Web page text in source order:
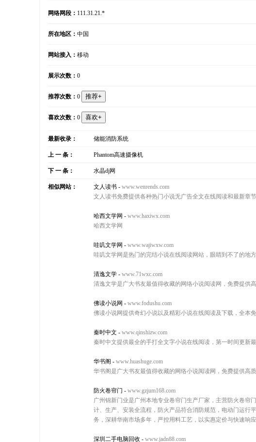
网络网段： 111.31.21.*
所在地区： 中国
网站接入： 移动
展示次数： 0
推荐次数： 0
喜欢次数： 0
最新收录： 储能消防系统
上 一 条： Phantom高速摄像机
下 一 条： 水晶dj网
相似网站： 文人读书 - www.wenrends.com
文人读书免费提供各种热门小说无广告全文在线阅读和最新章
哈西文学网 - www.haxiwx.com
哈西文学网
哇叽文学网 - www.wajiwxw.com
哇叽文学网是热门的完结小说在线阅读网站，眼睛到不了的地
清逸文学 - www.71wxc.com
清逸文学是广大书友最值得收藏的网络小说阅读网，免费提供
佛读小说网 - www.fodushu.com
佛读小说网提供奇幻小说以及精彩小说在线阅读及下载，全本免
秦时中文 - www.qinshizw.com
秦时中文提供最全的手打全文字小说在线阅读，第一时间更新
华书阁 - www.huashuge.com
华书阁是广大书友最值得收藏的网络小说阅读网，免费提供高
防火卷帘门 - www.gzjum168.com
广州锦新门业是广州本地专业卷帘门生产厂家，主营防火卷帘
计、生产、安装全流程，防火产品符合消防规范，电动门运行
务，深耕华南市场多年，严控用料工艺，以实惠定价与快速响
深圳二手电脑回收 - www.jadn88.com